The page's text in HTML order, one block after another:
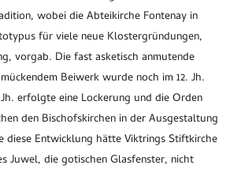
wobei die Abteikirche Fontenay in
für viele neue Klostergründungen,
vorgab. Die fast asketisch anmutende
Beiwerk wurde noch im 12. Jh.
erfolgte eine Lockerung und die Orden
den Bischofskirchen in der Ausgestaltung
diese Entwicklung hätte Viktrings Stiftkirche
Juwel, die gotischen Glasfenster, nicht